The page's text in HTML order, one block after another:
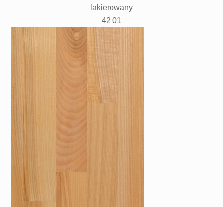
lakierowany
42 01